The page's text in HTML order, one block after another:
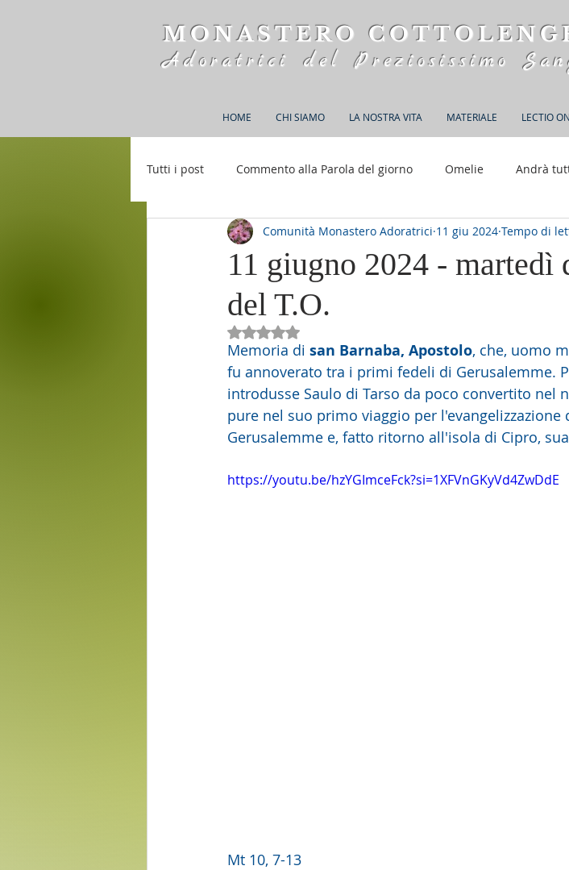
MONASTERO
Adoratrici del Preziosissimo
HOME CHI SIAMO LA NOSTRA VITA MATERIALE LECTIO
Tutti i post Commento alla Parola del giorno Omelie Andrà
Rifugio S. M. della Bellezza 150 anni di Adorazione
11 giugno 2024 - martedì
del T.O.
Comunità Monastero Adoratrici 11 giu 2024 Tempo di
Valutazione NaN stelle su 5.
Memoria di san Barnaba, Apostolo, che, uomo
fu annoverato tra i primi fedeli di Gerusalemme.
introdusse Saulo di Tarso da poco convertito nel
pure nel suo primo viaggio per
Gerusalemme e, fatto ritorno all'isola di Cipro,
https://youtu.be/hzYGImceFck?si=1XFVnGKyVd4ZwDdE
Mt 10, 7-13